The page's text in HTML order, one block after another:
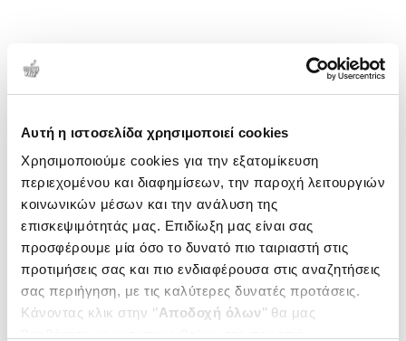
Αυτή η ιστοσελίδα χρησιμοποιεί cookies
Χρησιμοποιούμε cookies για την εξατομίκευση
περιεχομένου και διαφημίσεων, την παροχή λειτουργιών
κοινωνικών μέσων και την ανάλυση της
επισκεψιμότητάς μας. Επιδίωξη μας είναι σας
προσφέρουμε μία όσο το δυνατό πιο ταιριαστή στις
προτιμήσεις σας και πιο ενδιαφέρουσα στις αναζητήσεις
σας περιήγηση, με τις καλύτερες δυνατές προτάσεις.
Κάνοντας κλικ στην ‘’Αποδοχή όλων’’ θα μας